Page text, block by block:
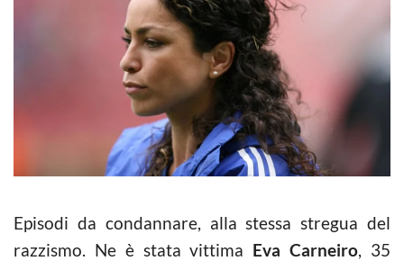
Episodi da condannare, alla stessa stregua del
razzismo. Ne è stata vittima Eva Carneiro, 35